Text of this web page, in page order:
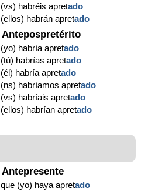
(vs) habréis apretado
(ellos) habrán apretado
Antepospretérito
(yo) habría apretado
(tú) habrías apretado
(él) habría apretado
(ns) habríamos apretado
(vs) habríais apretado
(ellos) habrían apretado
Antepresente
que (yo) haya apretado